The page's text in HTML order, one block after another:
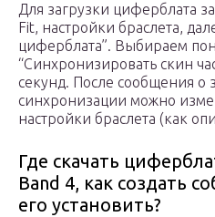
Для загрузки циферблата
Fit, настройки браслета,
циферблата”. Выбираем
“Синхронизировать скин
секунд. После сообщения о
синхронизации можно
настройки браслета (как
Где скачать
Band 4, как создать
его установить?